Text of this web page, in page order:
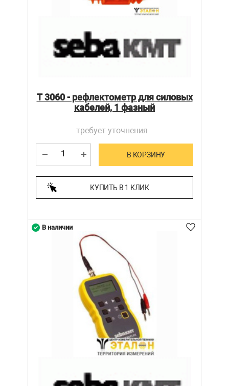
T 3060 - рефлектометр для силовых
кабелей, 1 фазный
требует уточнения
В КОРЗИНУ
КУПИТЬ В 1 КЛИК
В наличии